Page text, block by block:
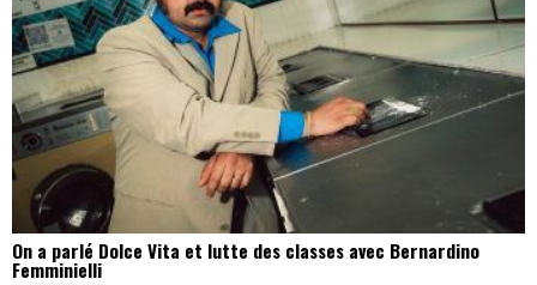
On a parlé Dolce Vita et lutte des classes avec Bernardino
Femminielli